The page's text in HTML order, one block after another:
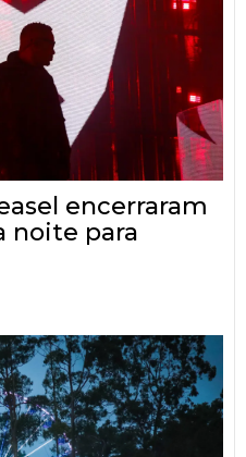
encerraram
noite para